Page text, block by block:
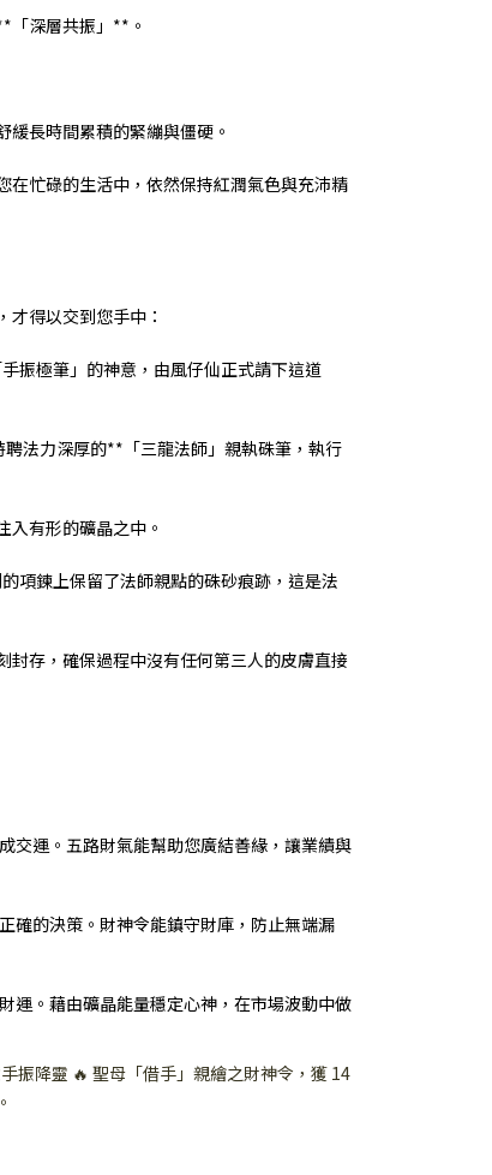
「深層共振」**。
長時間累積的緊繃與僵硬。
在忙碌的生活中，依然保持紅潤氣色與充沛精
得以交到您手中：
振極筆」的神意，由風仔仙正式請下這道
法力深厚的**「三龍法師」親執硃筆，執行
入有形的礦晶之中。
項鍊上保留了法師親點的硃砂痕跡，這是法
存，確保過程中沒有任何第三人的皮膚直接
交運。五路財氣能幫助您廣結善緣，讓業績與
確的決策。財神令能鎮守財庫，防止無端漏
運。藉由礦晶能量穩定心神，在市場波動中做
振降靈 🔥 聖母「借手」親繪之財神令，獲 14